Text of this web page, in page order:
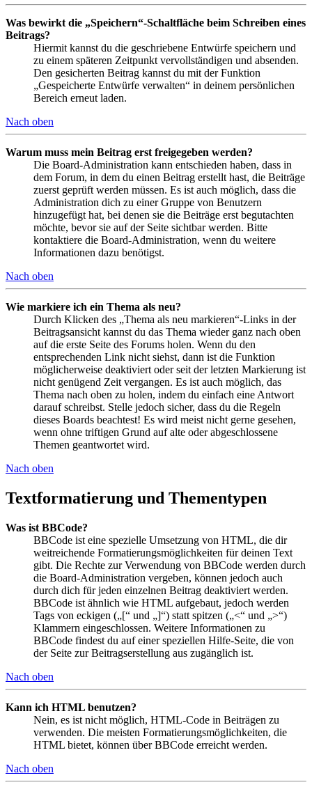
Was bewirkt die „Speichern“-Schaltfläche beim Schreiben eines
Beitrags?
Hiermit kannst du die geschriebene Entwürfe speichern und
zu einem späteren Zeitpunkt vervollständigen und absenden.
Den gesicherten Beitrag kannst du mit der Funktion
„Gespeicherte Entwürfe verwalten“ in deinem persönlichen
Bereich erneut laden.
Nach oben
Warum muss mein Beitrag erst freigegeben werden?
Die Board-Administration kann entschieden haben, dass in
dem Forum, in dem du einen Beitrag erstellt hast, die Beiträge
zuerst geprüft werden müssen. Es ist auch möglich, dass die
Administration dich zu einer Gruppe von Benutzern
hinzugefügt hat, bei denen sie die Beiträge erst begutachten
möchte, bevor sie auf der Seite sichtbar werden. Bitte
kontaktiere die Board-Administration, wenn du weitere
Informationen dazu benötigst.
Nach oben
Wie markiere ich ein Thema als neu?
Durch Klicken des „Thema als neu markieren“-Links in der
Beitragsansicht kannst du das Thema wieder ganz nach oben
auf die erste Seite des Forums holen. Wenn du den
entsprechenden Link nicht siehst, dann ist die Funktion
möglicherweise deaktiviert oder seit der letzten Markierung ist
nicht genügend Zeit vergangen. Es ist auch möglich, das
Thema nach oben zu holen, indem du einfach eine Antwort
darauf schreibst. Stelle jedoch sicher, dass du die Regeln
dieses Boards beachtest! Es wird meist nicht gerne gesehen,
wenn ohne triftigen Grund auf alte oder abgeschlossene
Themen geantwortet wird.
Nach oben
Textformatierung und Thementypen
Was ist BBCode?
BBCode ist eine spezielle Umsetzung von HTML, die dir
weitreichende Formatierungsmöglichkeiten für deinen Text
gibt. Die Rechte zur Verwendung von BBCode werden durch
die Board-Administration vergeben, können jedoch auch
durch dich für jeden einzelnen Beitrag deaktiviert werden.
BBCode ist ähnlich wie HTML aufgebaut, jedoch werden
Tags von eckigen („[“ und „]“) statt spitzen („<“ und „>“)
Klammern eingeschlossen. Weitere Informationen zu
BBCode findest du auf einer speziellen Hilfe-Seite, die von
der Seite zur Beitragserstellung aus zugänglich ist.
Nach oben
Kann ich HTML benutzen?
Nein, es ist nicht möglich, HTML-Code in Beiträgen zu
verwenden. Die meisten Formatierungsmöglichkeiten, die
HTML bietet, können über BBCode erreicht werden.
Nach oben